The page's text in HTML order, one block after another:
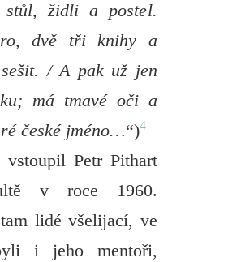
stůl, židli a postel.
dvě tři knihy a
/ A pak už jen
má tmavé oči a
české jméno…“)4
Petr Pithart
v roce 1960.
lidé všelijací, ve
i jeho mentoři,